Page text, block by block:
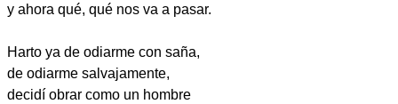
y ahora qué, qué nos va a pasar.
Harto ya de odiarme con saña,
de odiarme salvajamente,
decidí obrar como un hombre